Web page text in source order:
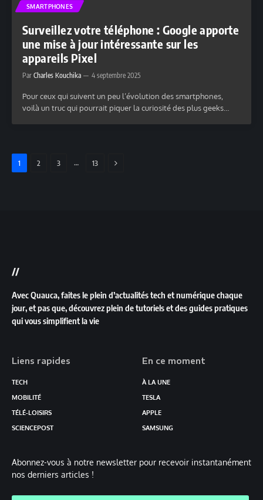
SMARTPHONES
Surveillez votre téléphone : Google apporte
une mise à jour intéressante sur les
appareils Pixel
Par Charles Kouchika 4 septembre 2025
Pour ceux qui suivent un peu l’évolution des smartphones,
voilà un truc qui pourrait piquer la curiosité des plus geeks…
1 2 3 … 13 SUIVANT
//
Avec Quauca, faites le plein d’actualités tech et numérique chaque
jour, et pas que, découvrez plein de tutoriels et des guides pratiques
qui vous simplifient la vie
Liens rapides
TECH
MOBILITÉ
TÉLÉ-LOISIRS
SCIENCEPOST
En ce moment
À LA UNE
TESLA
APPLE
SAMSUNG
Abonnez-vous à notre newsletter pour recevoir instantanément
nos derniers articles !